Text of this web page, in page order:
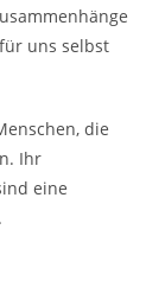
uns selbst
die
Ihr
eine